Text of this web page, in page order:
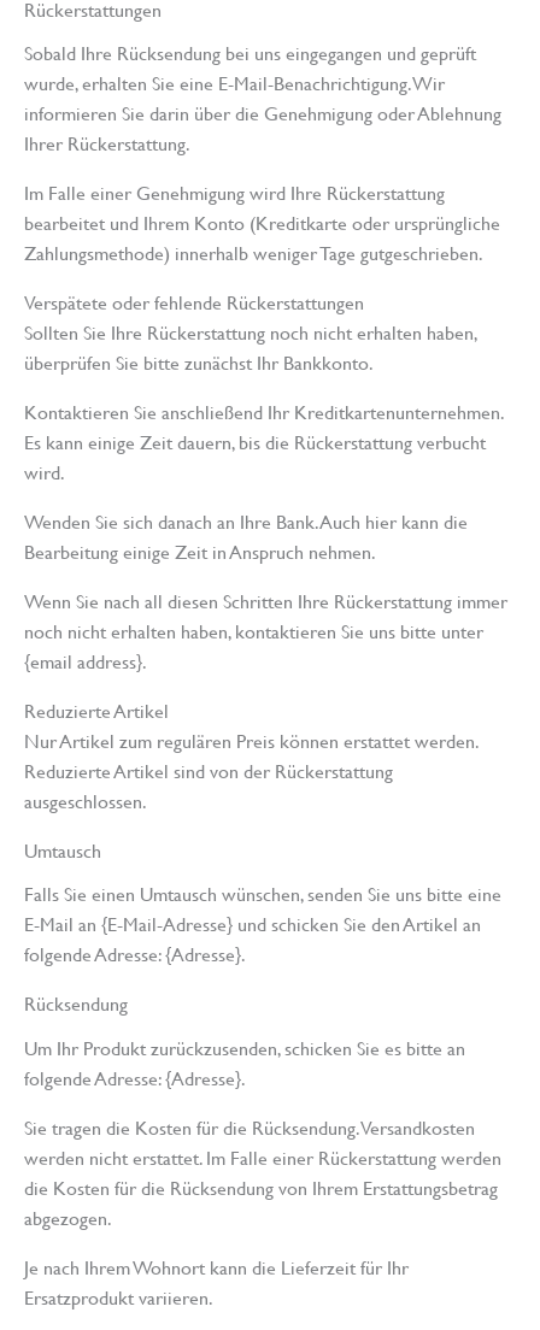
Rückerstattungen
Sobald Ihre Rücksendung bei uns eingegangen und geprüft
wurde, erhalten Sie eine E-Mail-Benachrichtigung. Wir
informieren Sie darin über die Genehmigung oder Ablehnung
Ihrer Rückerstattung.
Im Falle einer Genehmigung wird Ihre Rückerstattung
bearbeitet und Ihrem Konto (Kreditkarte oder ursprüngliche
Zahlungsmethode) innerhalb weniger Tage gutgeschrieben.
Verspätete oder fehlende Rückerstattungen
Sollten Sie Ihre Rückerstattung noch nicht erhalten haben,
überprüfen Sie bitte zunächst Ihr Bankkonto.
Kontaktieren Sie anschließend Ihr Kreditkartenunternehmen.
Es kann einige Zeit dauern, bis die Rückerstattung verbucht
wird.
Wenden Sie sich danach an Ihre Bank. Auch hier kann die
Bearbeitung einige Zeit in Anspruch nehmen.
Wenn Sie nach all diesen Schritten Ihre Rückerstattung immer
noch nicht erhalten haben, kontaktieren Sie uns bitte unter
{email address}.
Reduzierte Artikel
Nur Artikel zum regulären Preis können erstattet werden.
Reduzierte Artikel sind von der Rückerstattung
ausgeschlossen.
Umtausch
Falls Sie einen Umtausch wünschen, senden Sie uns bitte eine
E-Mail an {E-Mail-Adresse} und schicken Sie den Artikel an
folgende Adresse: {Adresse}.
Rücksendung
Um Ihr Produkt zurückzusenden, schicken Sie es bitte an
folgende Adresse: {Adresse}.
Sie tragen die Kosten für die Rücksendung. Versandkosten
werden nicht erstattet. Im Falle einer Rückerstattung werden
die Kosten für die Rücksendung von Ihrem Erstattungsbetrag
abgezogen.
Je nach Ihrem Wohnort kann die Lieferzeit für Ihr
Ersatzprodukt variieren.